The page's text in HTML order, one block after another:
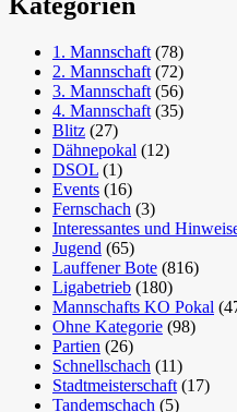
1. Mannschaft (78)
2. Mannschaft (72)
3. Mannschaft (56)
4. Mannschaft (35)
Blitz (27)
Dähnepokal (12)
DSOL (1)
Events (16)
Fernschach (3)
Interessantes und
Jugend (65)
Lauffener Bote (816)
Ligabetrieb (180)
Mannschafts KO Pokal
Ohne Kategorie (98)
Partien (26)
Schnellschach (11)
Stadtmeisterschaft (17)
Tandemschach (5)